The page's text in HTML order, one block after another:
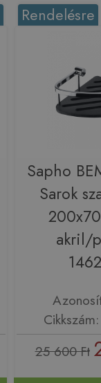
Rendelésre
Sapho
Sarok
akril/
25 600 Ft